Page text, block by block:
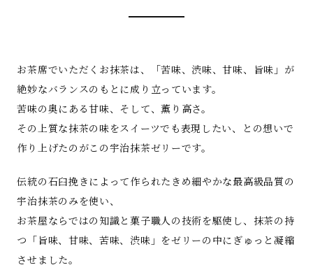
お茶席でいただくお抹茶は、「苦味、渋味、甘味、旨味」が
絶妙なバランスのもとに成り立っています。
苦味の奥にある甘味、そして、薫り高さ。
その上質な抹茶の味をスイーツでも表現したい、との想いで
作り上げたのがこの宇治抹茶ゼリーです。
伝統の石臼挽きによって作られたきめ細やかな最高級品質の
宇治抹茶のみを使い、
お茶屋ならではの知識と菓子職人の技術を駆使し、抹茶の持
つ「旨味、甘味、苦味、渋味」をゼリーの中にぎゅっと凝縮
させました。